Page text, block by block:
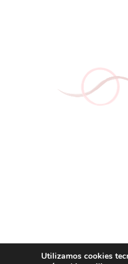
Utilizamos cookies